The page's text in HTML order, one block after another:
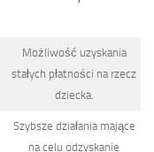
Możliwość uzyskania
stałych płatności na rzecz
dziecka.
Szybsze działania mające
na celu odzyskanie